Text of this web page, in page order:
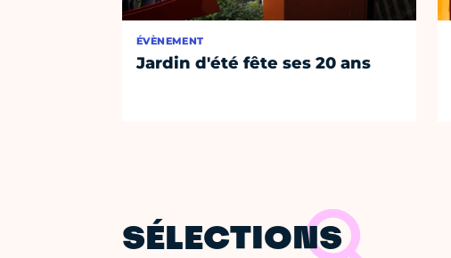
ÉVÈNEMENT
Jardin d'été fête ses 20 ans
SÉLECTIONS